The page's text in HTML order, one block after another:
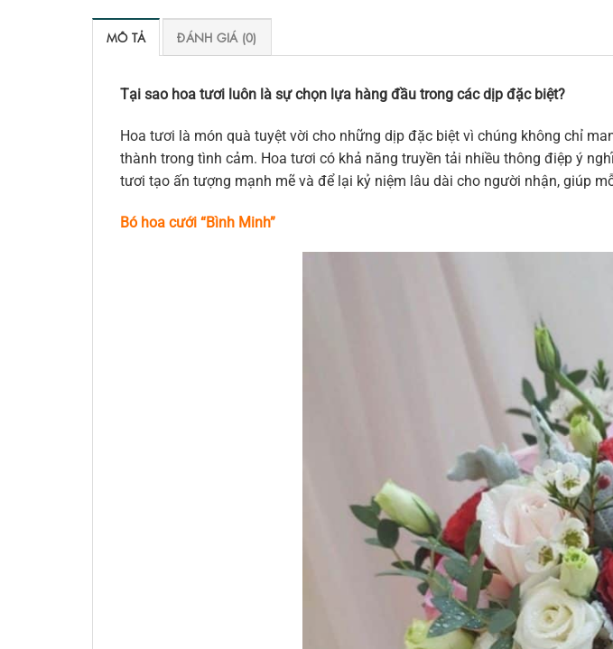
MÔ TẢ ĐÁNH GIÁ (0)
Tại sao hoa tươi luôn là sự chọn lựa hàng đầu trong các dịp đặc biệt?
Hoa tươi là món quà tuyệt vời cho những dịp đặc biệt vì chúng không chỉ
thành trong tình cảm. Hoa tươi có khả năng truyền tải nhiều thông điệp ý
tươi tạo ấn tượng mạnh mẽ và để lại kỷ niệm lâu dài cho người nhận, giúp
Bó hoa cưới “Bình Minh”